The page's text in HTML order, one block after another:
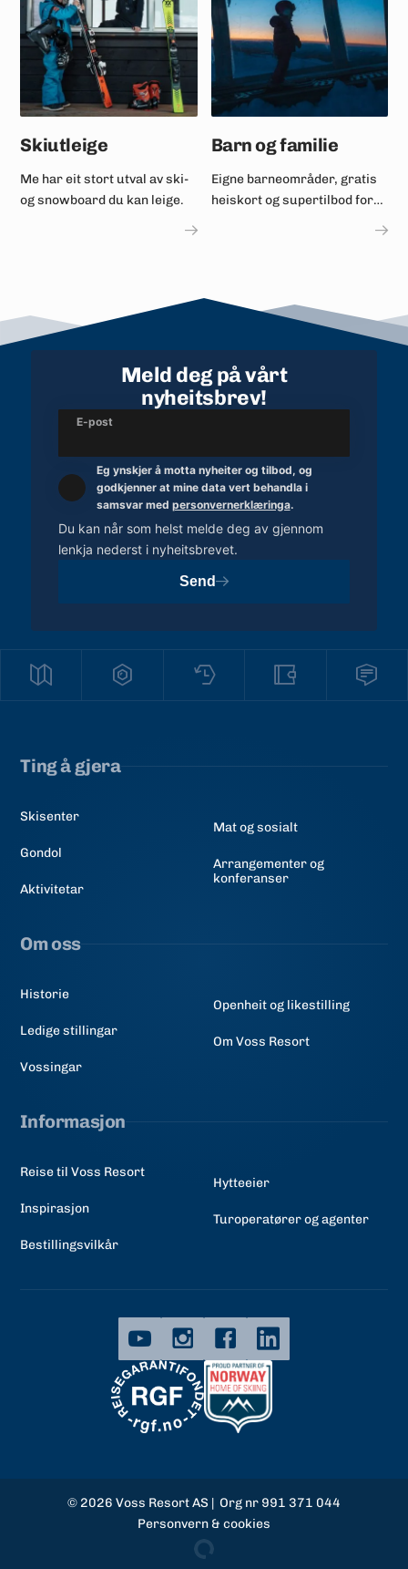
Skiutleige
Me har eit stort utval av ski-
og snowboard du kan leige.
Barn og familie
Eigne barneområder, gratis
heiskort og supertilbod for
Meld deg på vårt
nyheitsbrev!
E-post
Eg ynskjer å motta nyheiter og tilbod, og
godkjenner at mine data vert behandla i
samsvar med personvernerklæringa.
Du kan når som helst melde deg av gjennom
lenkja nederst i nyheitsbrevet.
Send
Ting å gjera
Skisenter
Gondol
Aktivitetar
Mat og sosialt
Arrangementer og
konferanser
Om oss
Historie
Ledige stillingar
Vossingar
Openheit og likestilling
Om Voss Resort
Informasjon
Reise til Voss Resort
Inspirasjon
Bestillingsvilkår
Hytteeier
Turoperatører og agenter
© 2026 Voss Resort AS | Org nr 991 371 044
Personvern & cookies